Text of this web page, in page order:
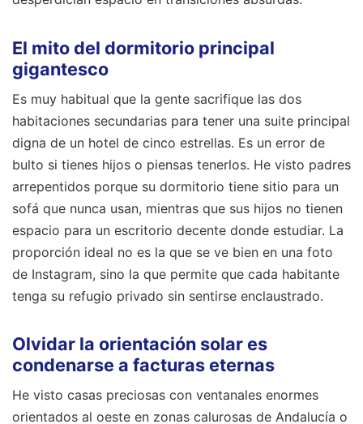
El mito del dormitorio principal
gigantesco
Es muy habitual que la gente sacrifique las dos
habitaciones secundarias para tener una suite principal
digna de un hotel de cinco estrellas. Es un error de
bulto si tienes hijos o piensas tenerlos. He visto padres
arrepentidos porque su dormitorio tiene sitio para un
sofá que nunca usan, mientras que sus hijos no tienen
espacio para un escritorio decente donde estudiar. La
proporción ideal no es la que se ve bien en una foto
de Instagram, sino la que permite que cada habitante
tenga su refugio privado sin sentirse enclaustrado.
Olvidar la orientación solar es
condenarse a facturas eternas
He visto casas preciosas con ventanales enormes
orientados al oeste en zonas calurosas de Andalucía o